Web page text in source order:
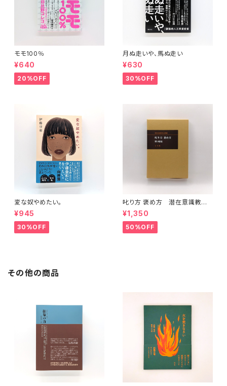
モモ100％
¥640
20%OFF
月ぬ走いや、馬ぬ走い
¥630
30%OFF
変な奴やめたい。
¥945
30%OFF
叱り方 褒め方 潜在意識教育
法叢書
¥1,350
50%OFF
その他の商品